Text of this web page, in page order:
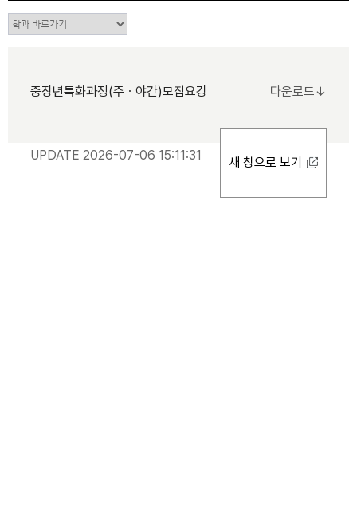
중장년특화과정(주ㆍ야간)모집요강 다운로드↓
UPDATE 2026-07-06 15:11:31 새 창으로 보기